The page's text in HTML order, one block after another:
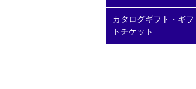
カタログギフト・ギフ
トチケット